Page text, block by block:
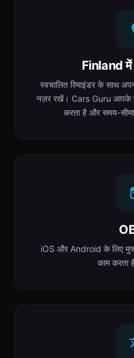
Finland में
स्वचालित रिमाइंडर के साथ
नज़र रखें। Cars Guru आपके
करता है और समय-
iOS और Android के लिए
काम करता